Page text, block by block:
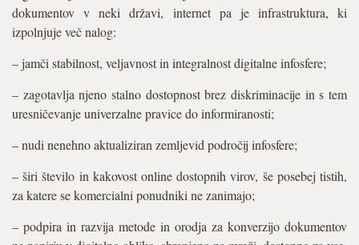
dokumentov v neki državi, internet pa je infrastruktura, ki
izpolnjuje več nalog:
– jamči stabilnost, veljavnost in integralnost digitalne infosfere;
– zagotavlja njeno stalno dostopnost brez diskriminacije in s tem
uresničevanje univerzalne pravice do informiranosti;
– nudi nenehno aktualiziran zemljevid področij infosfere;
– širi število in kakovost online dostopnih virov, še posebej tistih,
za katere se komercialni ponudniki ne zanimajo;
– podpira in razvija metode in orodja za konverzijo dokumentov